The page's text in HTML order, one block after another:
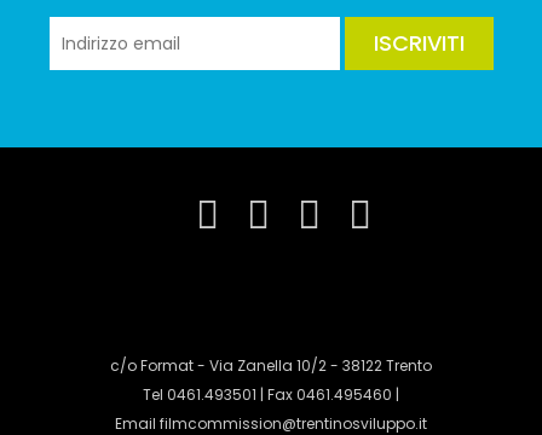
ISCRIVITI
c/o Format - Via Zanella 10/2 - 38122 Trento
Tel 0461.493501 | Fax 0461.495460 |
Email filmcommission@trentinosviluppo.it